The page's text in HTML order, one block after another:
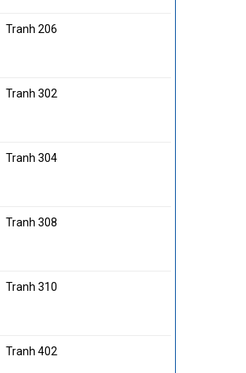
Tranh 206
Tranh 302
Tranh 304
Tranh 308
Tranh 310
Tranh 402